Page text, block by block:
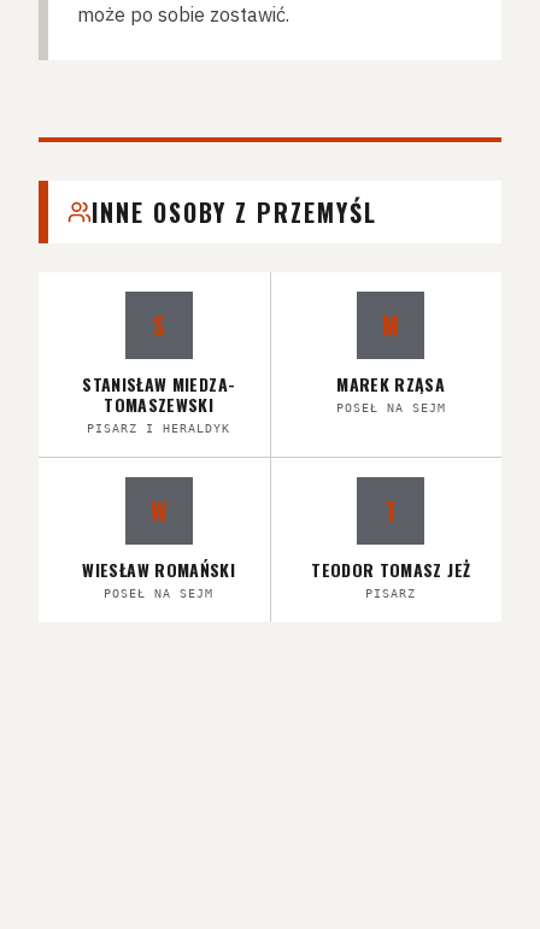
może po sobie zostawić.
INNE OSOBY Z PRZEMYŚL
S
STANISŁAW MIEDZA-
TOMASZEWSKI
PISARZ I HERALDYK
M
MAREK RZĄSA
POSEŁ NA SEJM
W
WIESŁAW ROMAŃSKI
POSEŁ NA SEJM
T
TEODOR TOMASZ JEŻ
PISARZ